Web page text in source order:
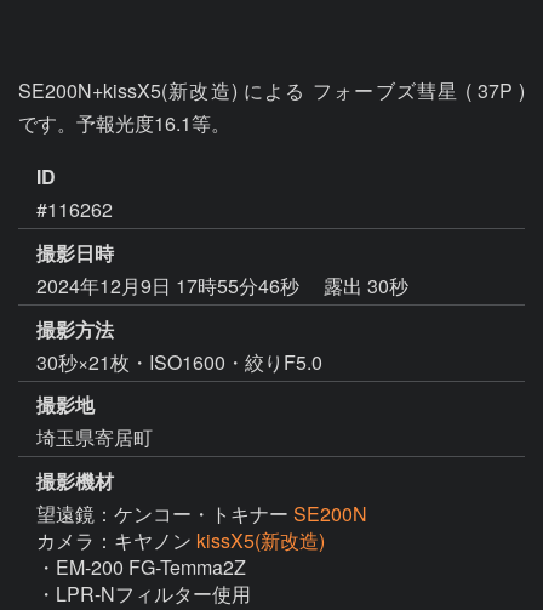
SE200N+kissX5(新改造) による フォーブズ彗星 ( 37P )
です。予報光度16.1等。
ID
#116262
撮影日時
2024年12月9日 17時55分46秒
露出 30秒
撮影方法
30秒×21枚・ISO1600・絞りF5.0
撮影地
埼玉県寄居町
撮影機材
望遠鏡：ケンコー・トキナー SE200N
カメラ：キヤノン kissX5(新改造)
・EM-200 FG-Temma2Z
・LPR-Nフィルター使用